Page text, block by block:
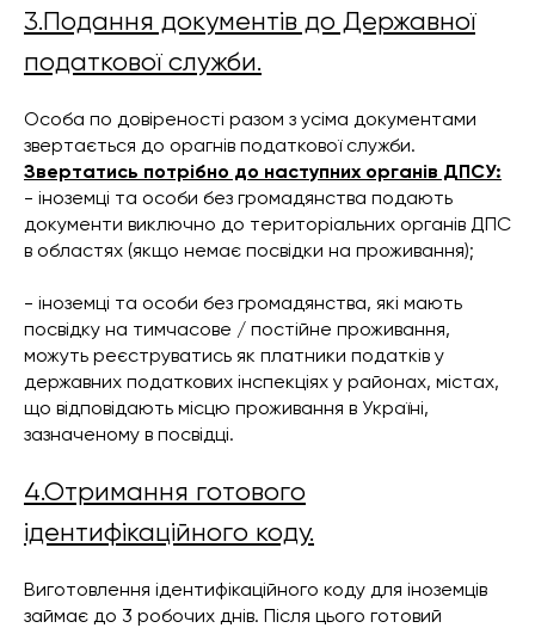
3.Подання документів до Державної
податкової служби.
Особа по довіреності разом з усіма документами
звертається до орагнів податкової служби.
Звертатись потрібно до наступних органів ДПСУ:
- іноземці та особи без громадянства подають
документи виключно до територіальних органів ДПС
в областях (якщо немає посвідки на проживання);
- іноземці та особи без громадянства, які мають
посвідку на тимчасове / постійне проживання,
можуть реєструватись як платники податків у
державних податкових інспекціях у районах, містах,
що відповідають місцю проживання в Україні,
зазначеному в посвідці.
4.Отримання готового
ідентифікаційного коду.
Виготовлення ідентифікаційного коду для іноземців
займає до 3 робочих днів. Після цього готовий